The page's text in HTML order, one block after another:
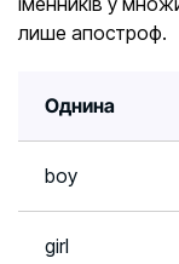
лише апостроф.
Однина
boy
girl